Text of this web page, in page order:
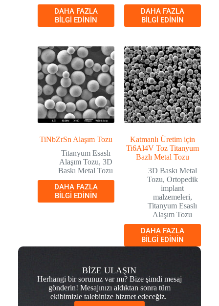
DAHA FAZLA
BILGI EDININ
DAHA FAZLA
BILGI EDININ
TiNbZrSn Alaşım Tozu
Titanyum Esaslı
Alaşım Tozu, 3D
Baskı Metal Tozu
DAHA FAZLA
BILGI EDININ
Katmanlı Üretim için
Ti6Al4V Toz Titanyum
Bazlı Metal Tozu
3D Baskı Metal
Tozu, Ortopedik
implant
malzemeleri,
Titanyum Esaslı
Alaşım Tozu
DAHA FAZLA
BILGI EDININ
BİZE ULAŞIN
Herhangi bir sorunuz var mı? Bize şimdi mesaj
gönderin! Mesajınızı aldıktan sonra tüm
ekibimizle talebinize hizmet edeceğiz.